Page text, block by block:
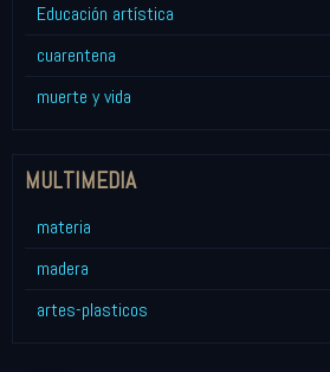
Educación artística
cuarentena
muerte y vida
MULTIMEDIA
materia
madera
artes-plasticos